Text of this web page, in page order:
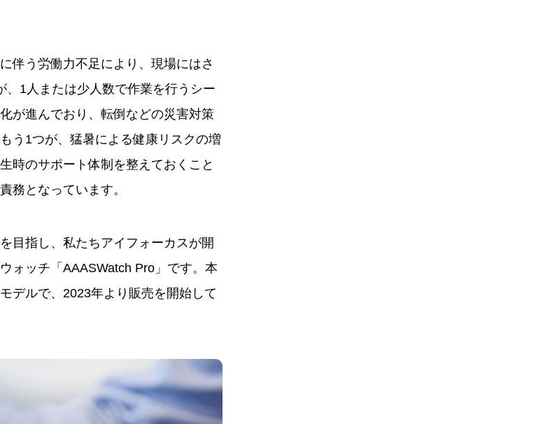
伴う労働力不足により、現場にはさ
、1人または少人数で作業を行うシー
が進んでおり、転倒などの災害対策
う1つが、猛暑による健康リスクの増
時のサポート体制を整えておくこと
務となっています。
目指し、私たちアイフォーカスが開
ォッチ「AAASWatch Pro」です。本
デルで、2023年より販売を開始して